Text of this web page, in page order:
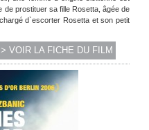
prostituer sa fille Rosetta, âgée de
d`escorter Rosetta et son petit
VOIR LA FICHE DU FILM